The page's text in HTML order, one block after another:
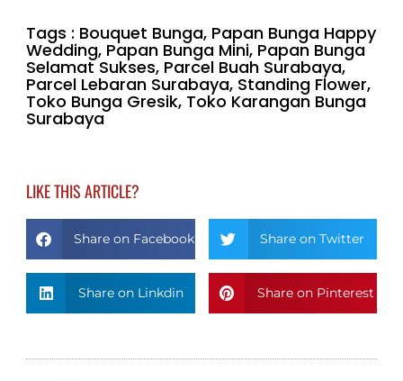
Tags : Bouquet Bunga, Papan Bunga Happy
Wedding, Papan Bunga Mini, Papan Bunga
Selamat Sukses, Parcel Buah Surabaya,
Parcel Lebaran Surabaya, Standing Flower,
Toko Bunga Gresik, Toko Karangan Bunga
Surabaya
LIKE THIS ARTICLE?
Share on Facebook Share on Twitter
Share on Linkdin Share on Pinterest